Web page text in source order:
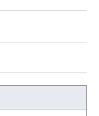
リングデザイン
ジニアリングコ
コース
コース
ジニアリングコ
ース
ジニアリングコ
リングデザイン
コース
コース
ース
ース
ース
ース
ジニアリングコ